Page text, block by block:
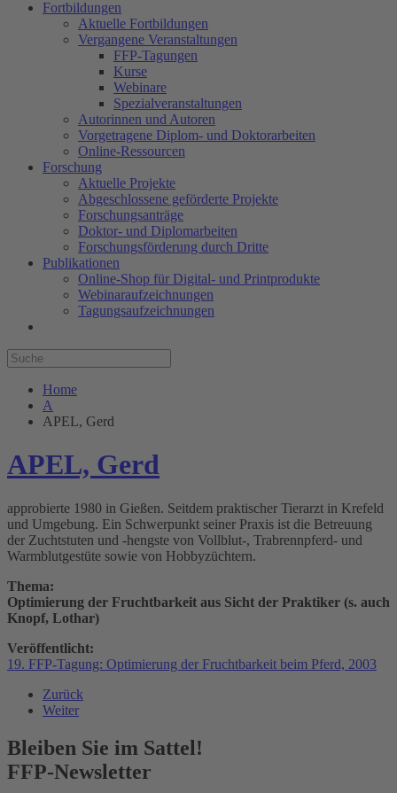
Fortbildungen
Aktuelle Fortbildungen
Vergangene Veranstaltungen
FFP-Tagungen
Kurse
Webinare
Spezialveranstaltungen
Autorinnen und Autoren
Vorgetragene Diplom- und Doktorarbeiten
Online-Ressourcen
Forschung
Aktuelle Projekte
Abgeschlossene geförderte Projekte
Forschungsanträge
Doktor- und Diplomarbeiten
Forschungsförderung durch Dritte
Publikationen
Online-Shop für Digital- und Printprodukte
Webinaraufzeichnungen
Tagungsaufzeichnungen
Home
A
APEL, Gerd
APEL, Gerd
approbierte 1980 in Gießen. Seitdem praktischer Tierarzt in Krefeld
und Umgebung. Ein Schwerpunkt seiner Praxis ist die Betreuung
der Zuchtstuten und -hengste von Vollblut-, Trabrennpferd- und
Warmblutgestüte sowie von Hobbyzüchtern.
Thema:
Optimierung der Fruchtbarkeit aus Sicht der Praktiker (s. auch
Knopf, Lothar)
Veröffentlicht:
19. FFP-Tagung: Optimierung der Fruchtbarkeit beim Pferd, 2003
Zurück
Weiter
Bleiben Sie im Sattel!
FFP-Newsletter